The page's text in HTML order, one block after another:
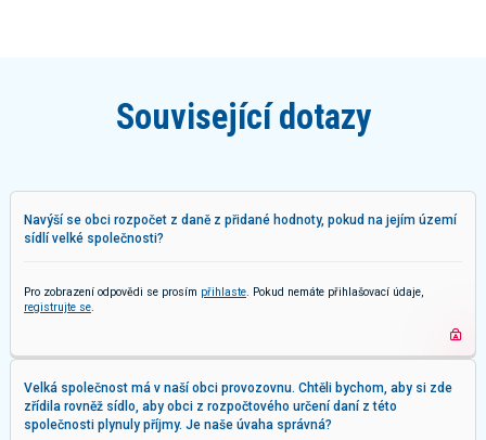
Související dotazy
Navýší se obci rozpočet z daně z přidané hodnoty, pokud na jejím území
sídlí velké společnosti?
Pro zobrazení odpovědi se prosím přihlaste . Pokud nemáte přihlašovací údaje,
registrujte se
Velká společnost má v naší obci provozovnu. Chtěli bychom, aby si zde
zřídila rovněž sídlo, aby obci z rozpočtového určení daní z této
společnosti plynuly příjmy. Je naše úvaha správná?